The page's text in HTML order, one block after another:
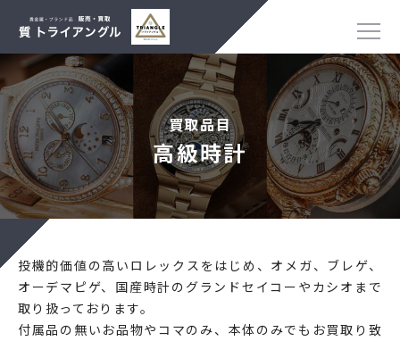
買取品目
高級時計
投機的価値の高いロレックスをはじめ、オメガ、ブレゲ、
オーデマピゲ、国産時計のグランドセイコーやカシオまで
取り扱っております。
付属品の無いお品物やコマのみ、本体のみでもお買取り致